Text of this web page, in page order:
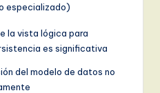
especializado)
la vista lógica para
es significativa
del modelo de datos no